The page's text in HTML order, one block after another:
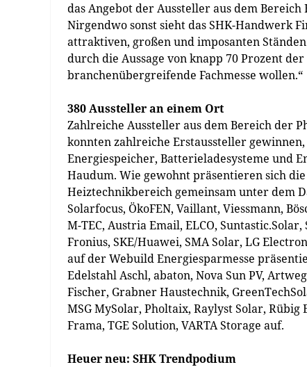
das Angebot der Aussteller aus dem
Nirgendwo sonst sieht das SHK-Handwerk
attraktiven, großen und imposanten
durch die Aussage von knapp 70 Prozent
branchenübergreifende Fachmesse wollen.“
380 Aussteller an einem Ort
Zahlreiche Aussteller aus dem Bereich der
konnten zahlreiche Erstaussteller
Energiespeicher, Batterieladesysteme und
Haudum. Wie gewohnt präsentieren sich
Heiztechnikbereich gemeinsam unter dem
Solarfocus, ÖkoFEN, Vaillant, Viessmann,
M-TEC, Austria Email, ELCO,
Fronius, SKE/Huawei, SMA Solar, LG
auf der Webuild Energiesparmesse
Edelstahl Aschl, abaton, Nova Sun PV,
Fischer, Grabner Haustechnik,
MSG MySolar, Pholtaix, Raylyst Solar,
Frama, TGE Solution, VARTA Storage auf.
Heuer neu: SHK Trendpodium